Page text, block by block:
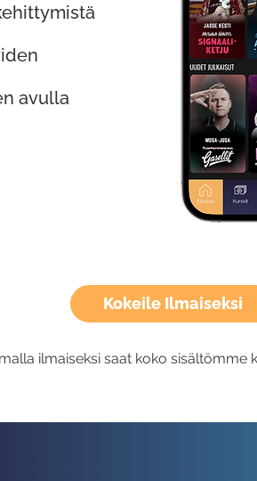
Kokeile Ilmaiseksi
ilmaiseksi saat koko sisältömme
avulla